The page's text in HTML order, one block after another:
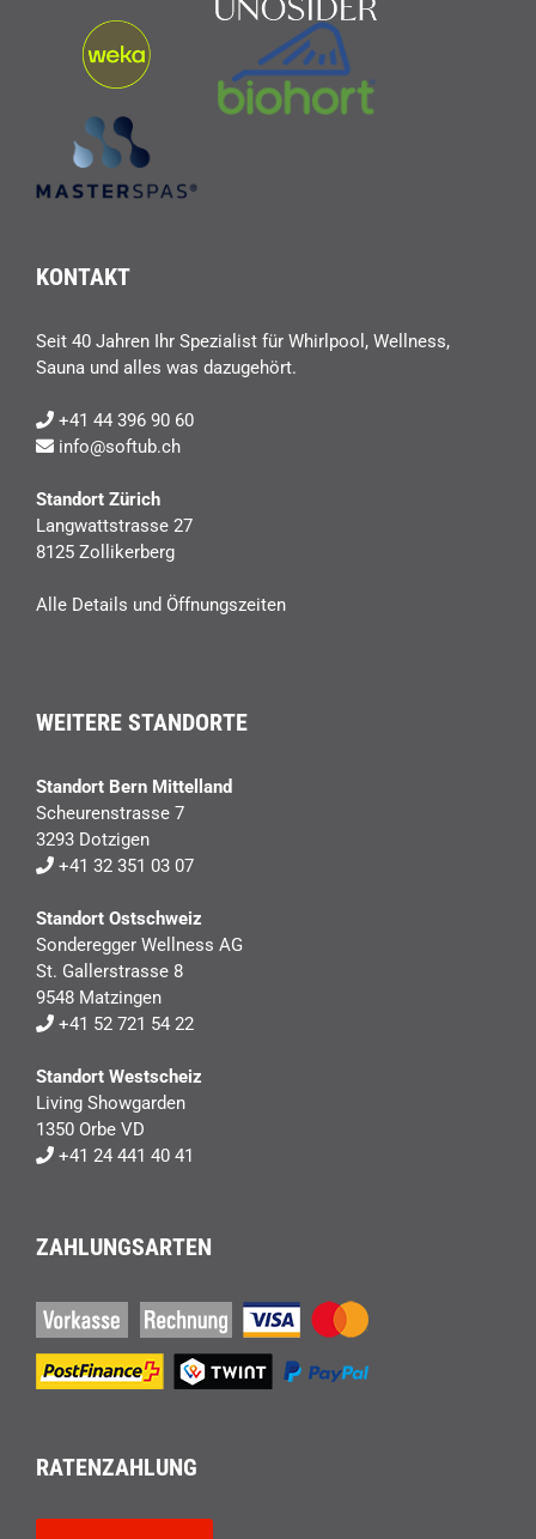
KONTAKT
Seit 40 Jahren Ihr Spezialist für Whirlpool, Wellness,
Sauna und alles was dazugehört.
+41 44 396 90 60
info@softub.ch
Standort Zürich
Langwattstrasse 27
8125 Zollikerberg
Alle Details und Öffnungszeiten
WEITERE STANDORTE
Standort Bern Mittelland
Scheurenstrasse 7
3293 Dotzigen
+41 32 351 03 07
Standort Ostschweiz
Sonderegger Wellness AG
St. Gallerstrasse 8
9548 Matzingen
+41 52 721 54 22
Standort Westscheiz
Living Showgarden
1350 Orbe VD
+41 24 441 40 41
ZAHLUNGSARTEN
RATENZAHLUNG